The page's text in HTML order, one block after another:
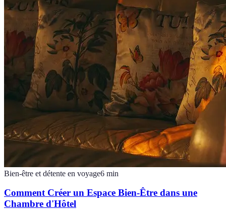
Bien-être et détente en voyage6 min
Comment Créer un Espace Bien-Être dans une
Chambre d'Hôtel